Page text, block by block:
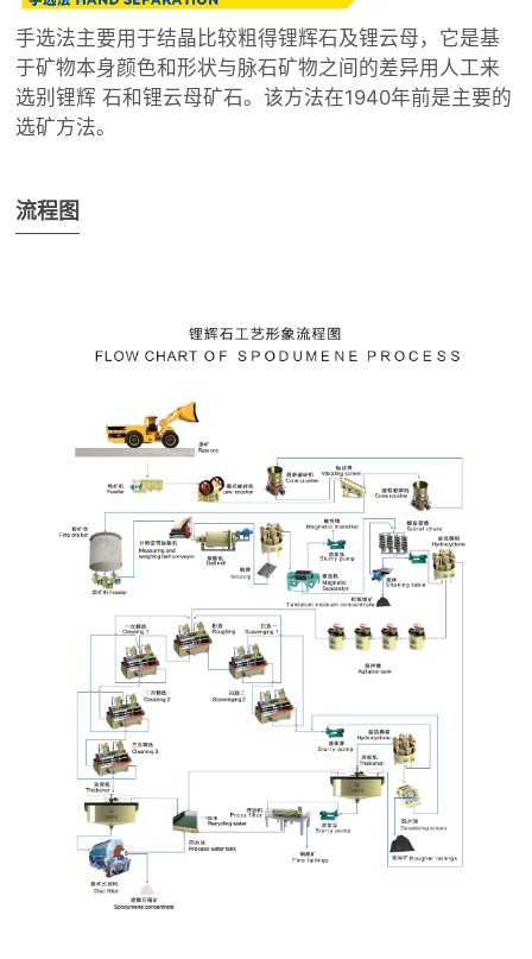
手选法主要用于结晶比较粗得锂辉石及锂云母，它是基
于矿物本身颜色和形状与脉石矿物之间的差异用人工来
选别锂辉 石和锂云母矿石。该方法在1940年前是主要的
选矿方法。
流程图